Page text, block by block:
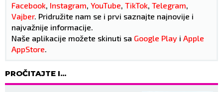
Facebook, Instagram, YouTube, TikTok, Telegram,
Vajber. Pridružite nam se i prvi saznajte najnovije i
najvažnije informacije.
Naše aplikacije možete skinuti sa Google Play i Apple
AppStore.
PROČITAJTE I...